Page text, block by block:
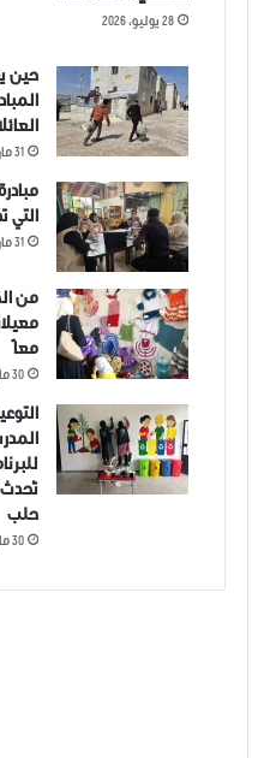
28 يوليو، 2026
حين
31 مارس، 2026
التي
31 مارس، 2026
من
معاً
30 مارس، 2026
تُحدث
حلب
30 مارس، 2026